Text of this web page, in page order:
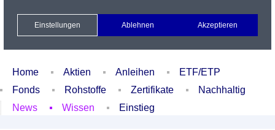
Xetra Realtime
Watchlist Portfolio Login
Home Aktien Anleihen
ETF/ETP
Fonds
Rohstoffe Zertifikate
Nachhaltig
News
Wissen Einstieg
Einstellungen Ablehnen Akzeptieren